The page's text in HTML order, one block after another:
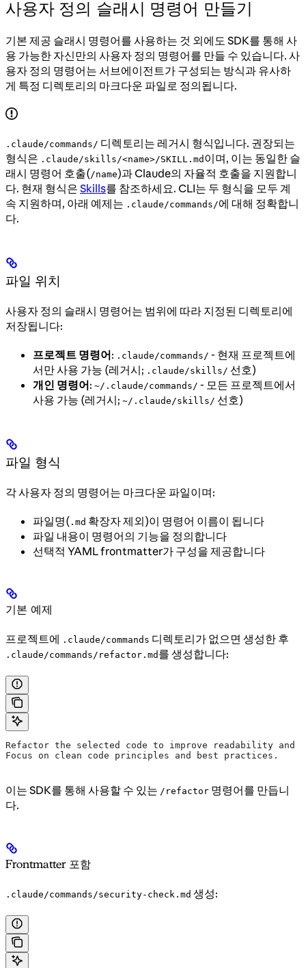
사용자 정의 슬래시 명령어 만들기
기본 제공 슬래시 명령어를 사용하는 것 외에도 SDK를 통해 사
용 가능한 자신만의 사용자 정의 명령어를 만들 수 있습니다. 사
용자 정의 명령어는 서브에이전트가 구성되는 방식과 유사하
게 특정 디렉토리의 마크다운 파일로 정의됩니다.
.claude/commands/ 디렉토리는 레거시 형식입니다. 권장되는
형식은 .claude/skills/<name>/SKILL.md 이며, 이는 동일한 슬
래시 명령어 호출(/name)과 Claude의 자율적 호출을 지원합니
다. 현재 형식은 Skills를 참조하세요. CLI는 두 형식을 모두 계
속 지원하며, 아래 예제는 .claude/commands/에 대해 정확합니
다.
파일 위치
사용자 정의 슬래시 명령어는 범위에 따라 지정된 디렉토리에
저장됩니다:
프로젝트 명령어: .claude/commands/ - 현재 프로젝트에
서만 사용 가능 (레거시; .claude/skills/ 선호)
개인 명령어: ~/.claude/commands/ - 모든 프로젝트에서
사용 가능 (레거시; ~/.claude/skills/ 선호)
파일 형식
각 사용자 정의 명령어는 마크다운 파일이며:
파일명( .md 확장자 제외)이 명령어 이름이 됩니다
파일 내용이 명령어의 기능을 정의합니다
선택적 YAML frontmatter가 구성을 제공합니다
기본 예제
프로젝트에 .claude/commands 디렉토리가 없으면 생성한 후
.claude/commands/refactor.md 를 생성합니다:
Refactor the selected code to improve readability and
Focus on clean code principles and best practices.
이는 SDK를 통해 사용할 수 있는 /refactor 명령어를 만듭니
다.
Frontmatter 포함
.claude/commands/security-check.md 생성: